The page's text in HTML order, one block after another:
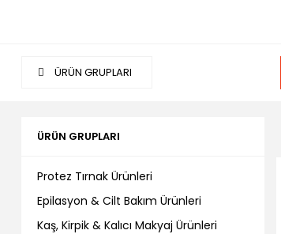
ÜRÜN GRUPLARI
ÜRÜN GRUPLARI
Protez Tırnak Ürünleri
Epilasyon & Cilt Bakım Ürünleri
Kaş, Kirpik & Kalıcı Makyaj Ürünleri